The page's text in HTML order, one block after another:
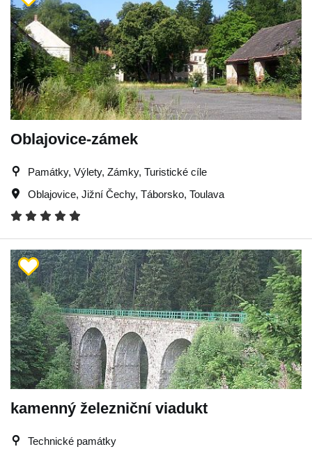
Oblajovice-zámek
Památky, Výlety, Zámky, Turistické cíle
Oblajovice, Jižní Čechy, Táborsko, Toulava
kamenný železniční viadukt
Technické památky